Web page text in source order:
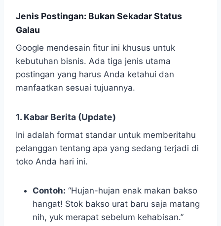
Jenis Postingan: Bukan Sekadar Status
Galau
Google mendesain fitur ini khusus untuk
kebutuhan bisnis. Ada tiga jenis utama
postingan yang harus Anda ketahui dan
manfaatkan sesuai tujuannya.
1. Kabar Berita (Update)
Ini adalah format standar untuk memberitahu
pelanggan tentang apa yang sedang terjadi di
toko Anda hari ini.
Contoh: “Hujan-hujan enak makan bakso
hangat! Stok bakso urat baru saja matang
nih, yuk merapat sebelum kehabisan.”